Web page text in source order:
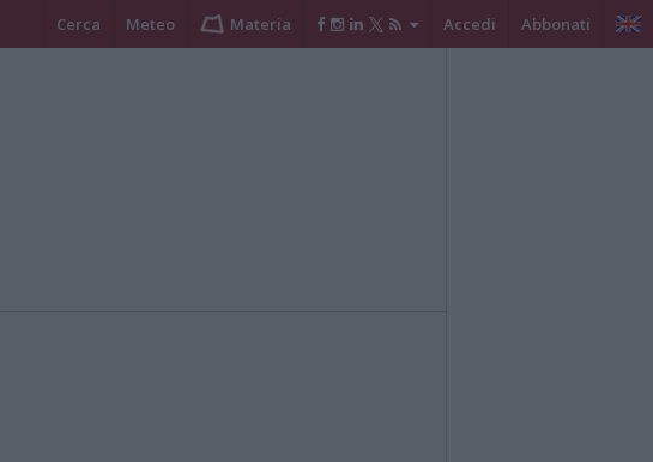
Cerca Meteo Materia Accedi Abbonati